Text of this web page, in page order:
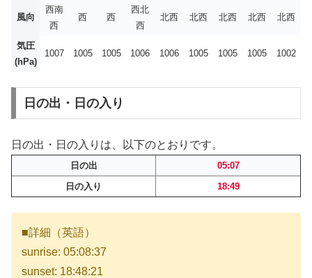
風向
西南
西
西 西
西北
西
北西 北西 北西 北西 北西
気圧
(hPa)
1007 1005 1005 1006 1006 1005 1005 1005 1002
日の出・日の入り
日の出・日の入りは、以下のとおりです。
日の出
05:07
日の入り
18:49
■詳細（英語）
sunrise: 05:08:37
sunset: 18:48:21